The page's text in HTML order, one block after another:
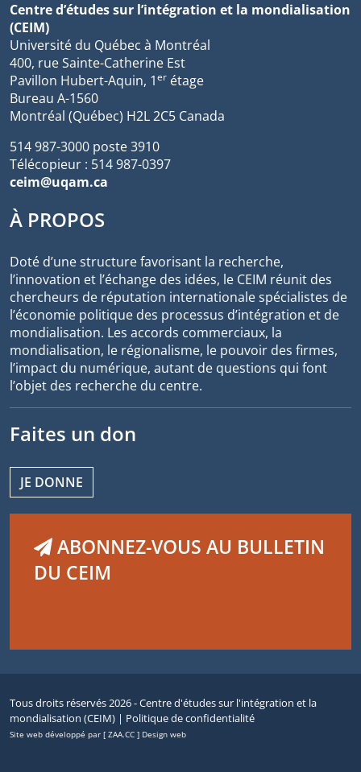
Centre d’études sur l’intégration et la mondialisation
(CEIM)
Université du Québec à Montréal
400, rue Sainte-Catherine Est
Pavillon Hubert-Aquin, 1er étage
Bureau A-1560
Montréal (Québec) H2L 2C5 Canada
514 987-3000 poste 3910
Télécopieur : 514 987-0397
ceim@uqam.ca
À PROPOS
Doté d’une structure favorisant la recherche,
l’innovation et l’échange des idées, le CEIM réunit des
chercheurs de réputation internationale spécialistes de
l’économie politique des processus d’intégration et de
mondialisation. Les accords commerciaux, la
mondialisation, le régionalisme, le pouvoir des firmes,
l’impact du numérique, autant de questions qui font
l’objet des recherche du centre.
Faites un don
JE DONNE
ABONNEZ-VOUS AU BULLETIN
DU CEIM
Tous droits réservés 2026 - Centre d'études sur l'intégration et la
mondialisation (CEIM) | Politique de confidentialité
Site web développé par [ ZAA.CC ] Design web